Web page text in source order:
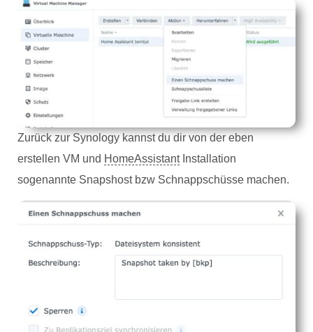
Zurück zur Synology kannst du dir von der eben
erstellen VM und HomeAssistantInstallation
sogenannte Snapshost bzw Schnappschüsse machen.